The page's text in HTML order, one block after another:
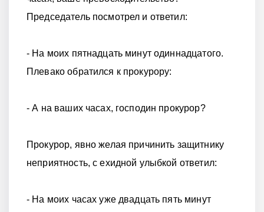
Председатель посмотрел и ответил:
- На моих пятнадцать минут одиннадцатого.
Плевако обратился к прокурору:
- А на ваших часах, господин прокурор?
Прокурор, явно желая причинить защитнику
неприятность, с ехидной улыбкой ответил:
- На моих часах уже двадцать пять минут